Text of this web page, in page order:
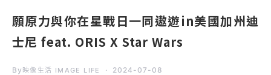
願原力與你在星戰日一同遨遊in美國加州迪
士尼 feat. ORIS X Star Wars
By 映像生活 IMAGE LIFE 2024-07-08